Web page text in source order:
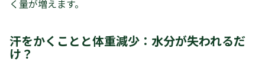
く量が増えます。
汗をかくことと体重減少：水分が失われるだ
け？